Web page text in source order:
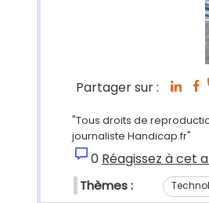
Partager sur :
"Tous droits de
journaliste Handicap.fr"
0 Réagissez à cet
Thèmes :